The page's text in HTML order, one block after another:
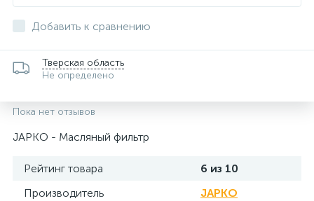
Добавить к сравнению
Тверская область
Не определено
Пока нет отзывов
JAPKO - Масляный фильтр
Рейтинг товара
6 из 10
Производитель
JAPKO